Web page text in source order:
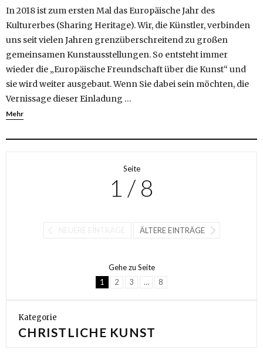
In 2018 ist zum ersten Mal das Europäische Jahr des
Kulturerbes (Sharing Heritage). Wir, die Künstler, verbinden
uns seit vielen Jahren grenzüberschreitend zu großen
gemeinsamen Kunstausstellungen. So entsteht immer
wieder die „Europäische Freundschaft über die Kunst“ und
sie wird weiter ausgebaut. Wenn Sie dabei sein möchten, die
Vernissage dieser Einladung …
Mehr
Seite
1 / 8
ÄLTERE EINTRÄGE
Gehe zu Seite
1
2 3 … 8
Kategorie
CHRISTLICHE KUNST